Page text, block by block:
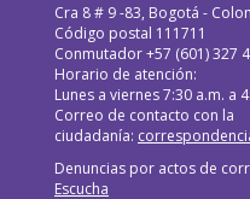
Cra 8 # 9 -83, Bogotá -
Código postal 111711
Conmutador +57 (601) 327
Horario de atención:
Lunes a viernes 7:30 a.m. a
Correo de contacto con la
ciudadanía:
Denuncias por actos de
Escucha